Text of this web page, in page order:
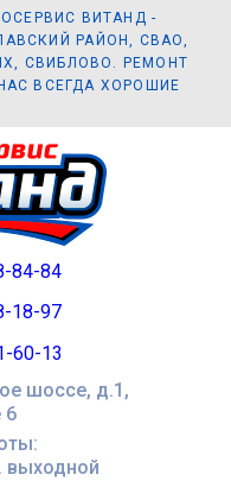
ВИТАНД -
РАЙОН, СВАО,
СВИБЛОВО. РЕМОНТ
ВСЕГДА ХОРОШИЕ
шоссе, д.1,
6
выходной
84-84
18-97
60-13